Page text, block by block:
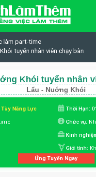
làm part-time
tuyển nhân viên chạy bàn
Khói tuyển nhân
Lẩu - Nuớng Khói
Tùy Năng Lực Thời Hạn:
Chức vụ:
Kinh
Giới tính:
Ứng Tuyển Ngay